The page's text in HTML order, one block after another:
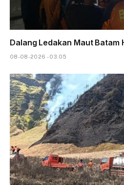
Dalang Ledakan Maut Batam
08-08-2026 - 03.05